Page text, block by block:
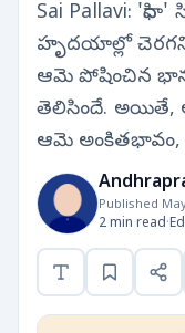
Sai Pallavi: 'ఫిదా'
హృదయాల్లో
ఆమె పోషించిన
తెలిసిందే. అయితే,
ఆమె అంకితభావం,
Published
2 min read·